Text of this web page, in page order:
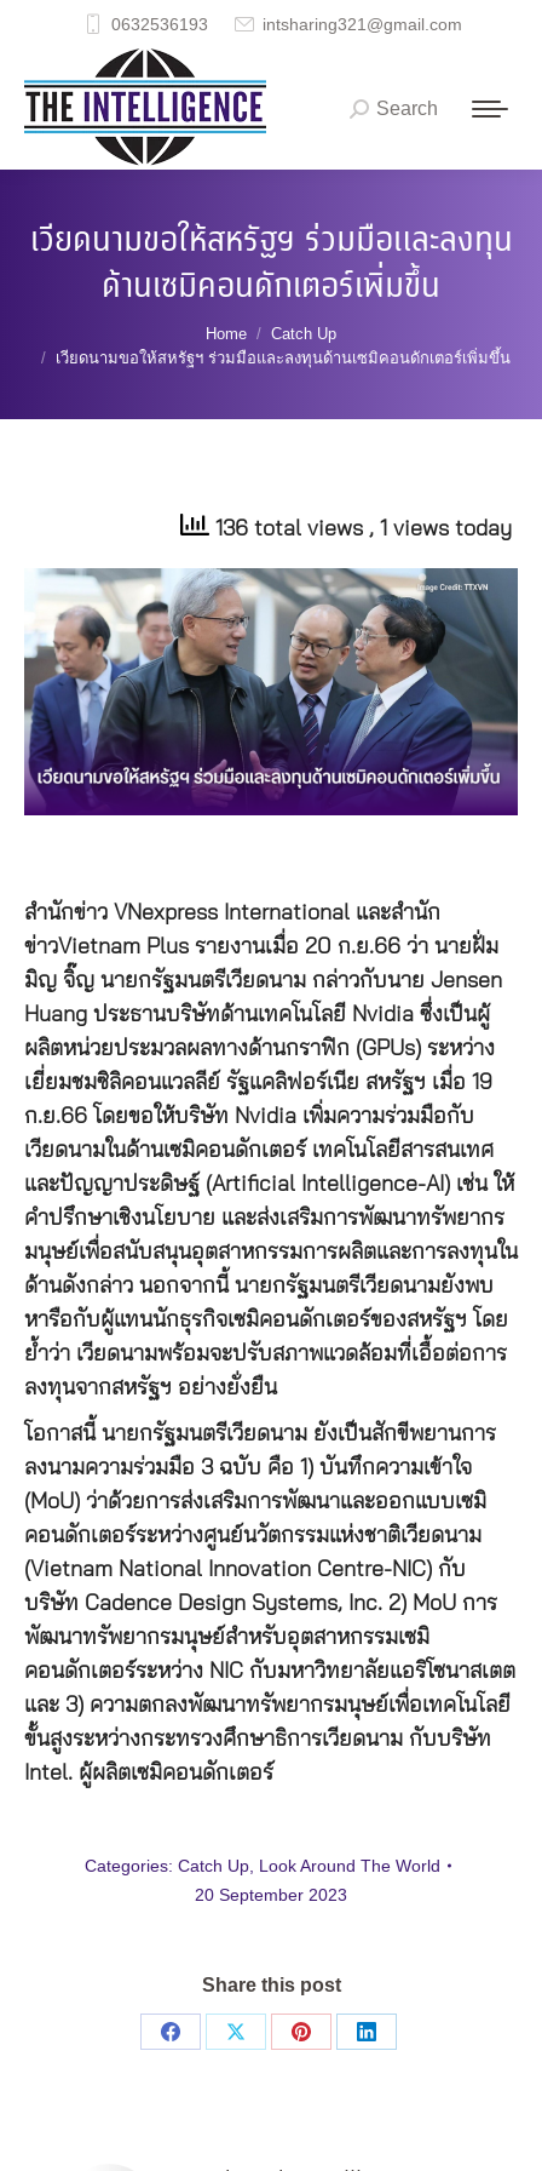
0632536193 intsharing321@gmail.com
Search:
Search
เวียดนามขอให้สหรัฐฯ ร่วมมือและลงทุน
ด้านเซมิคอนดักเตอร์เพิ่มขึ้น
Home
Catch Up
เวียดนามขอให้สหรัฐฯ ร่วมมือและลงทุนด้านเซมิคอนดักเตอร์เพิ่มขึ้น
136 total views , 1 views today
สำนักข่าว VNexpress International และสำนัก
ข่าวVietnam Plus รายงานเมื่อ 20 ก.ย.66 ว่า นายฝั่ม
มิญ จิ๊ญ นายกรัฐมนตรีเวียดนาม กล่าวกับนาย Jensen
Huang ประธานบริษัทด้านเทคโนโลยี Nvidia ซึ่งเป็นผู้
ผลิตหน่วยประมวลผลทางด้านกราฟิก (GPUs) ระหว่าง
เยี่ยมชมซิลิคอนแวลลีย์ รัฐแคลิฟอร์เนีย สหรัฐฯ เมื่อ 19
ก.ย.66 โดยขอให้บริษัท Nvidia เพิ่มความร่วมมือกับ
เวียดนามในด้านเซมิคอนดักเตอร์ เทคโนโลยีสารสนเทศ
และปัญญาประดิษฐ์ (Artificial Intelligence-AI) เช่น ให้
คำปรึกษาเชิงนโยบาย และส่งเสริมการพัฒนาทรัพยากร
มนุษย์เพื่อสนับสนุนอุตสาหกรรมการผลิตและการลงทุนใน
ด้านดังกล่าว นอกจากนี้ นายกรัฐมนตรีเวียดนามยังพบ
หารือกับผู้แทนนักธุรกิจเซมิคอนดักเตอร์ของสหรัฐฯ โดย
ย้ำว่า เวียดนามพร้อมจะปรับสภาพแวดล้อมที่เอื้อต่อการ
ลงทุนจากสหรัฐฯ อย่างยั่งยืน
โอกาสนี้ นายกรัฐมนตรีเวียดนาม ยังเป็นสักขีพยานการ
ลงนามความร่วมมือ 3 ฉบับ คือ 1) บันทึกความเข้าใจ
(MoU) ว่าด้วยการส่งเสริมการพัฒนาและออกแบบเซมิ
คอนดักเตอร์ระหว่างศูนย์นวัตกรรมแห่งชาติเวียดนาม
(Vietnam National Innovation Centre-NIC) กับ
บริษัท Cadence Design Systems, Inc. 2) MoU การ
พัฒนาทรัพยากรมนุษย์สำหรับอุตสาหกรรมเซมิ
คอนดักเตอร์ระหว่าง NIC กับมหาวิทยาลัยแอริโซนาสเตต
และ 3) ความตกลงพัฒนาทรัพยากรมนุษย์เพื่อเทคโนโลยี
ขั้นสูงระหว่างกระทรวงศึกษาธิการเวียดนาม กับบริษัท
Intel. ผู้ผลิตเซมิคอนดักเตอร์
Categories: Catch Up, Look Around The World
20 September 2023
Share this post
Share
Share
Share
Share